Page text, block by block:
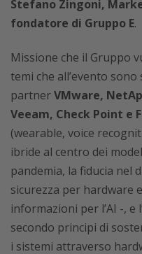
Stefano Zingoni,
fondatore di Gruppo E.
Missione che il Gruppo
temi che all’evento
partnerVMware,
Veeam, Check Point e
(wearable, voice
ibride al centro dei
pandemia, la fiducia nel
sicurezza per hardware
informazioni per l’AI -, e
secondo principi di
i sistemi attraverso